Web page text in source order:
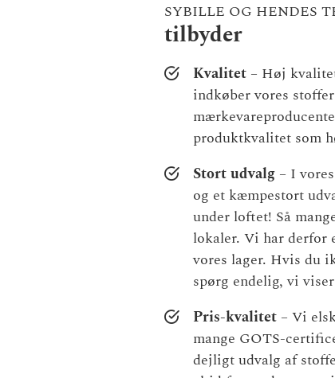
SYBILLE OG HENDES
tilbyder
Kvalitet – Høj
indkøber vores
produktkvalitet som
Stort udvalg – I
og et kæmpestort
under loftet! Så
lokaler. Vi har derfor
vores lager. Hvis du
spørg endelig, vi
Pris-kvalitet – Vi
mange GOTS-
dejligt udvalg af